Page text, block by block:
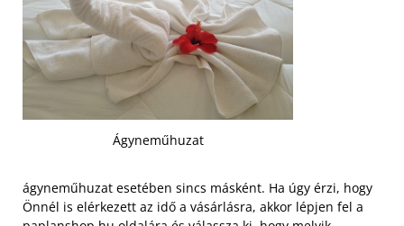
Ágyneműhuzat
ágyneműhuzat esetében sincs másként. Ha úgy érzi, hogy
Önnél is elérkezett az idő a vásárlásra, akkor lépjen fel a